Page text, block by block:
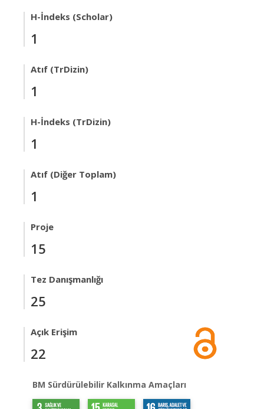
H-İndeks (Scholar)
1
Atıf (TrDizin)
1
H-İndeks (TrDizin)
1
Atıf (Diğer Toplam)
1
Proje
15
Tez Danışmanlığı
25
Açık Erişim
22
BM Sürdürülebilir Kalkınma Amaçları